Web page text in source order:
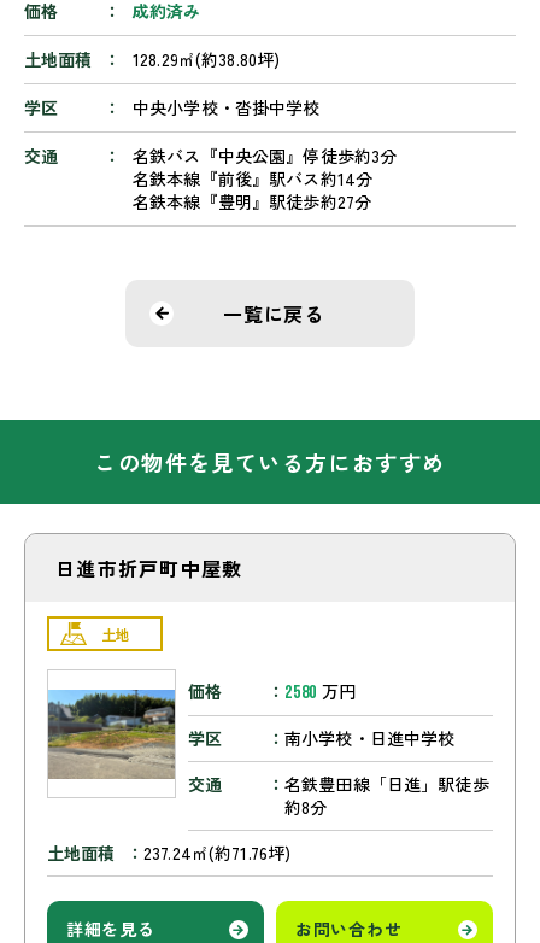
価格
成約済み
土地面積
128.29㎡(約38.80坪)
学区
中央小学校・沓掛中学校
交通
名鉄バス『中央公園』停徒歩約3分
名鉄本線『前後』駅バス約14分
名鉄本線『豊明』駅徒歩約27分
一覧に戻る
この物件を見ている方におすすめ
日進市折戸町中屋敷
土地
価格 2580 万円
学区
南小学校・日進中学校
交通
名鉄豊田線「日進」駅徒歩
約8分
土地面積
237.24㎡(約71.76坪)
詳細を見る お問い合わせ